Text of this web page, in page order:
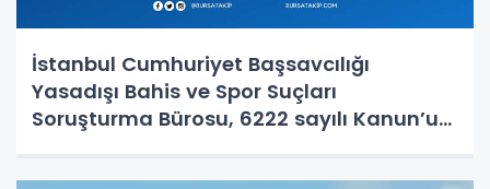
İstanbul Cumhuriyet Başsavcılığı
Yasadışı Bahis ve Spor Suçları
Soruşturma Bürosu, 6222 sayılı Kanun’un
uyuşturucu madde bulundurma ve